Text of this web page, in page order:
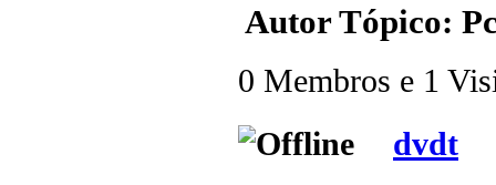
AutorTópico:
0 Membros e 1
dvdt